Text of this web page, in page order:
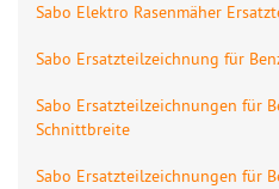
Sabo Elektro Rasenmäher
Sabo Ersatzteilzeichnung für
Sabo Ersatzteilzeichnungen für
Schnittbreite
Sabo Ersatzteilzeichnungen für